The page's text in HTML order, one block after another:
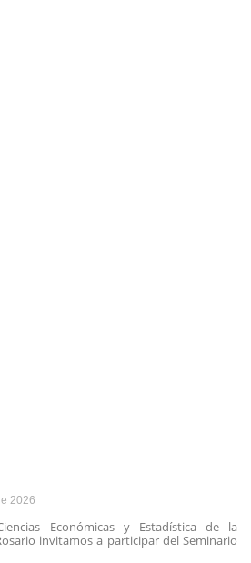
2026
Económicas y Estadística de la
invitamos a participar del Seminario